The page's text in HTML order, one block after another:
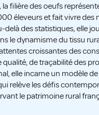
la filière des oeufs
éleveurs et fait vivre des
delà des statistiques, elle
le dynamisme du tissu
croissantes des
qualité, de traçabilité des
elle incarne un modèle
relève les défis
le patrimoine rural